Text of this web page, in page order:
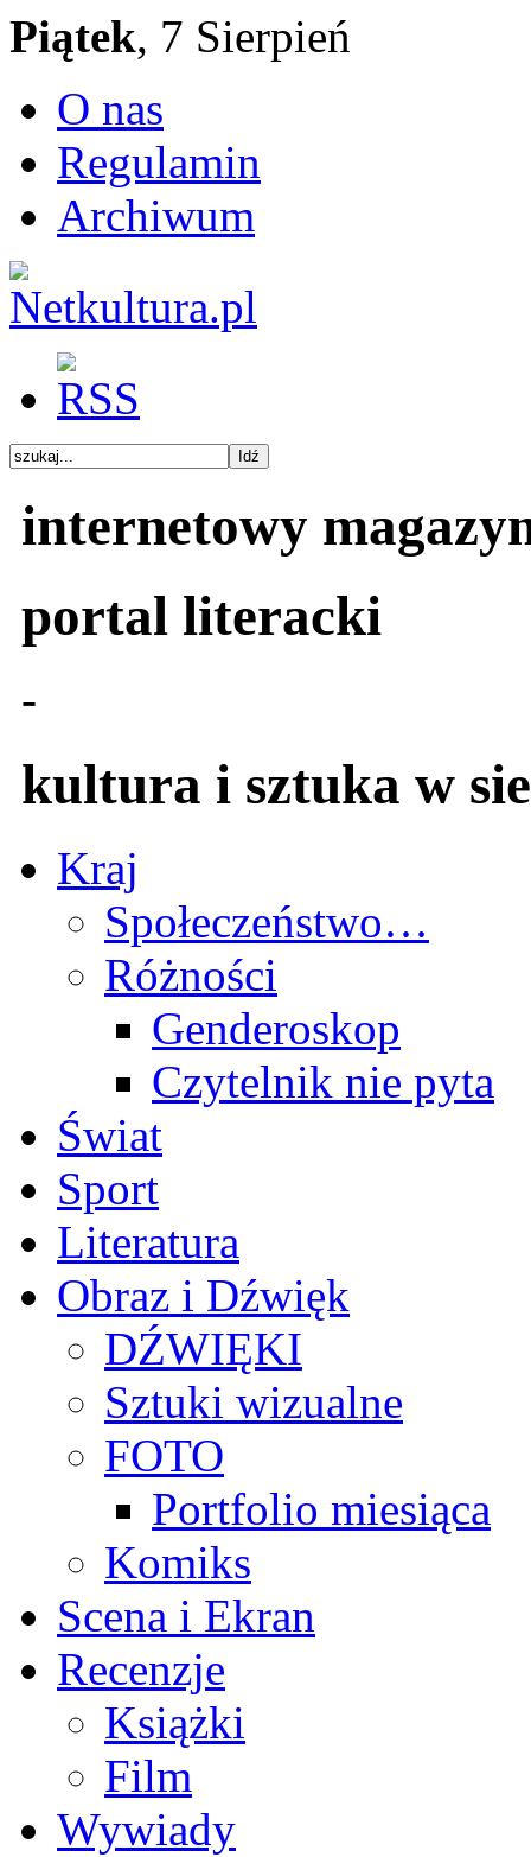
Piątek, 7 Sierpień
O nas
Regulamin
Archiwum
internetowy
portal literacki
-
kultura i sztuka w
Kraj
Społeczeństwo…
Różności
Genderoskop
Czytelnik nie pyta
Świat
Sport
Literatura
Obraz i Dźwięk
DŹWIĘKI
Sztuki wizualne
FOTO
Portfolio miesiąca
Komiks
Scena i Ekran
Recenzje
Książki
Film
Wywiady